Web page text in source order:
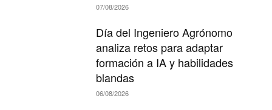
07/08/2026
Día del Ingeniero Agrónomo
analiza retos para adaptar
formación a IA y habilidades
blandas
06/08/2026